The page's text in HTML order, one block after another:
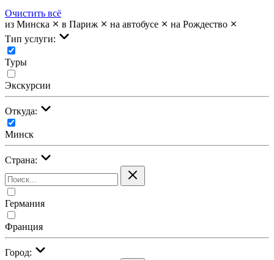
Очистить всё
из Минска
в Париж на автобусе
на Рождество
Тип услуги:
Туры
Экскурсии
Откуда:
Минск
Страна:
Германия
Франция
Город: